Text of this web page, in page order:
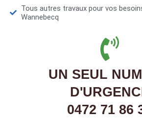
Tous autres travaux pour vos
Wannebecq
UN SEUL
0472 71 86